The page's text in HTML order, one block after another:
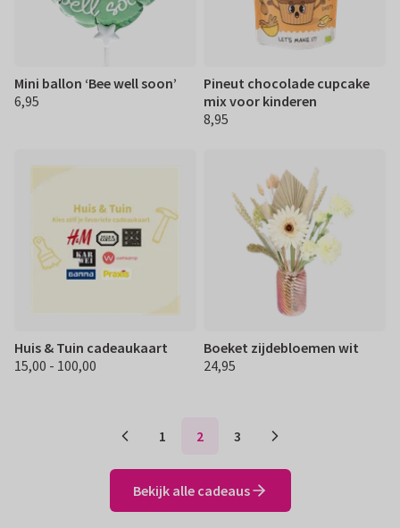
Mini ballon ‘Bee well soon’
€ 6,95
6,95
Pineut chocolade cupcake
mix voor kinderen
€ 8,95
8,95
Huis & Tuin cadeaukaart
€ 15.00 100,00
15,00 - 100,00
Boeket zijdebloemen wit
€ 24,95
24,95
1 2 3
Bekijk alle cadeaus